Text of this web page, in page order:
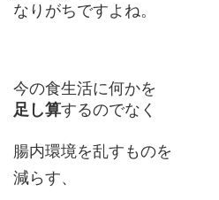
なりがちですよね。
今の食生活に何かを
足し算するのでなく
腸内環境を乱すものを
減らす、